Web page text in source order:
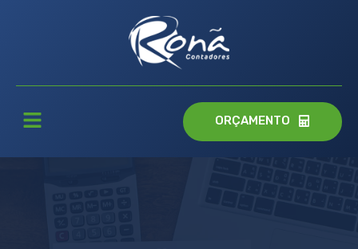
ORÇAMENTO